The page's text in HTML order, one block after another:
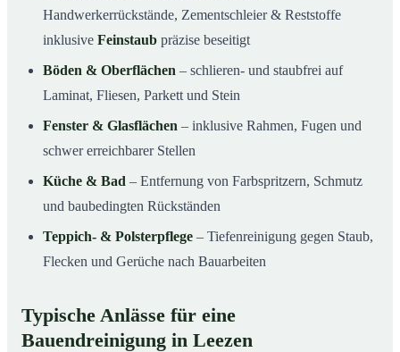
Handwerkerrückstände, Zementschleier & Reststoffe
inklusive Feinstaub präzise beseitigt
Böden & Oberflächen – schlieren- und staubfrei auf
Laminat, Fliesen, Parkett und Stein
Fenster & Glasflächen – inklusive Rahmen, Fugen und
schwer erreichbarer Stellen
Küche & Bad – Entfernung von Farbspritzern, Schmutz
und baubedingten Rückständen
Teppich- & Polsterpflege – Tiefenreinigung gegen Staub,
Flecken und Gerüche nach Bauarbeiten
Typische Anlässe für eine
Bauendreinigung in Leezen